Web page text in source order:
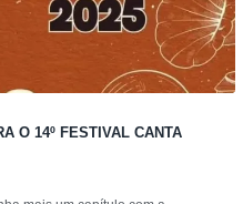
O 14º FESTIVAL CANTA